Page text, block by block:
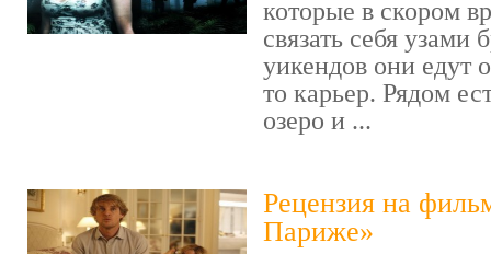
которые в скором
связать себя узами
уикендов они едут
то карьер. Рядом
озеро и ...
Рецензия на
Париже»